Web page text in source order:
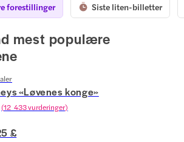
forestillinger Siste liten-billetter
mest populære
«Løvenes konge»
(12 433 vurderinger)
£